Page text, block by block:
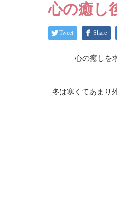
心の癒し
Tweet Share
心の癒しを
冬は寒くてあまり